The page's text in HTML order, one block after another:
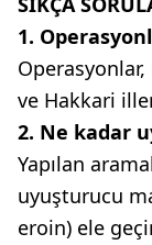
1.
ve Hakkari
2. Ne kadar
Yapılan
uyuşturucu
eroin) ele